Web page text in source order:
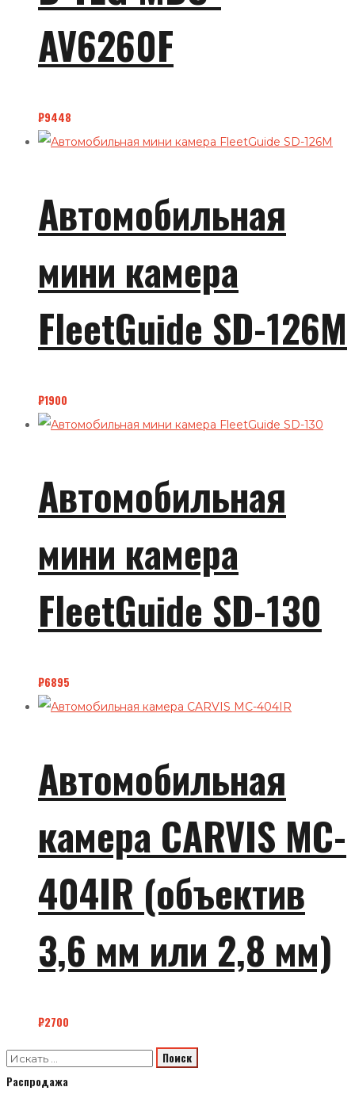
AV6260F
₽9448
Автомобильная
мини камера
FleetGuide SD-126M
₽1900
Автомобильная
мини камера
FleetGuide SD-130
₽6895
Автомобильная
камера CARVIS MC-
404IR (объектив
3,6 мм или 2,8 мм)
₽2700
Распродажа